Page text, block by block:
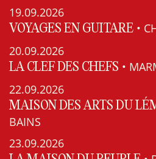
19.09.2026
VOYAGES EN GUITARE •
20.09.2026
LA CLEF DES CHEFS •
22.09.2026
MAISON DES ARTS DU
BAINS
23.09.2026